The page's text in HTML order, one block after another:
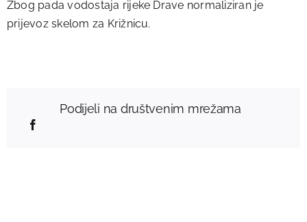
Zbog pada vodostaja rijeke Drave normaliziran je
prijevoz skelom za Križnicu.
Podijeli na društvenim mrežama